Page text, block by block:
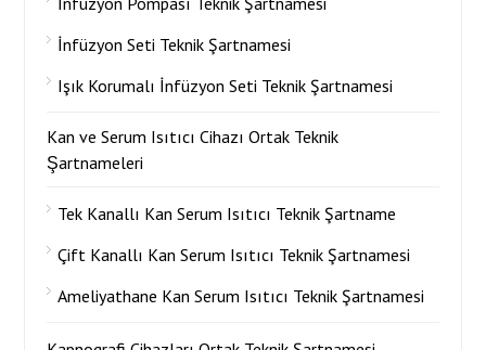
İnfüzyon Seti Teknik Şartnamesi
Işık Korumalı İnfüzyon Seti Teknik Şartnamesi
Kan ve Serum Isıtıcı Cihazı Ortak Teknik
Şartnameleri
Tek Kanallı Kan Serum Isıtıcı Teknik Şartname
Çift Kanallı Kan Serum Isıtıcı Teknik Şartnamesi
Ameliyathane Kan Serum Isıtıcı Teknik Şartnamesi